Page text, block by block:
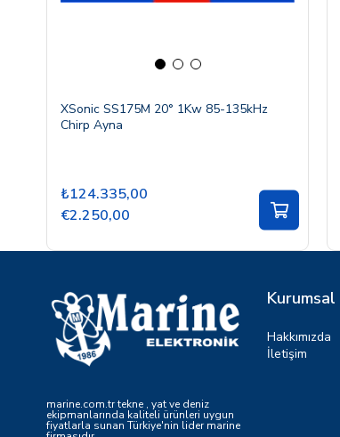
XSonic SS175M 20° 1Kw 85-135kHz
Chirp Ayna
₺124.335,00
€2.250,00
marine.com.tr tekne , yat ve deniz
ekipmanlarında kaliteli ürünleri uygun
fiyatlarla sunan Türkiye'nin lider marine
Kurumsal
Hakkımızda
İletişim